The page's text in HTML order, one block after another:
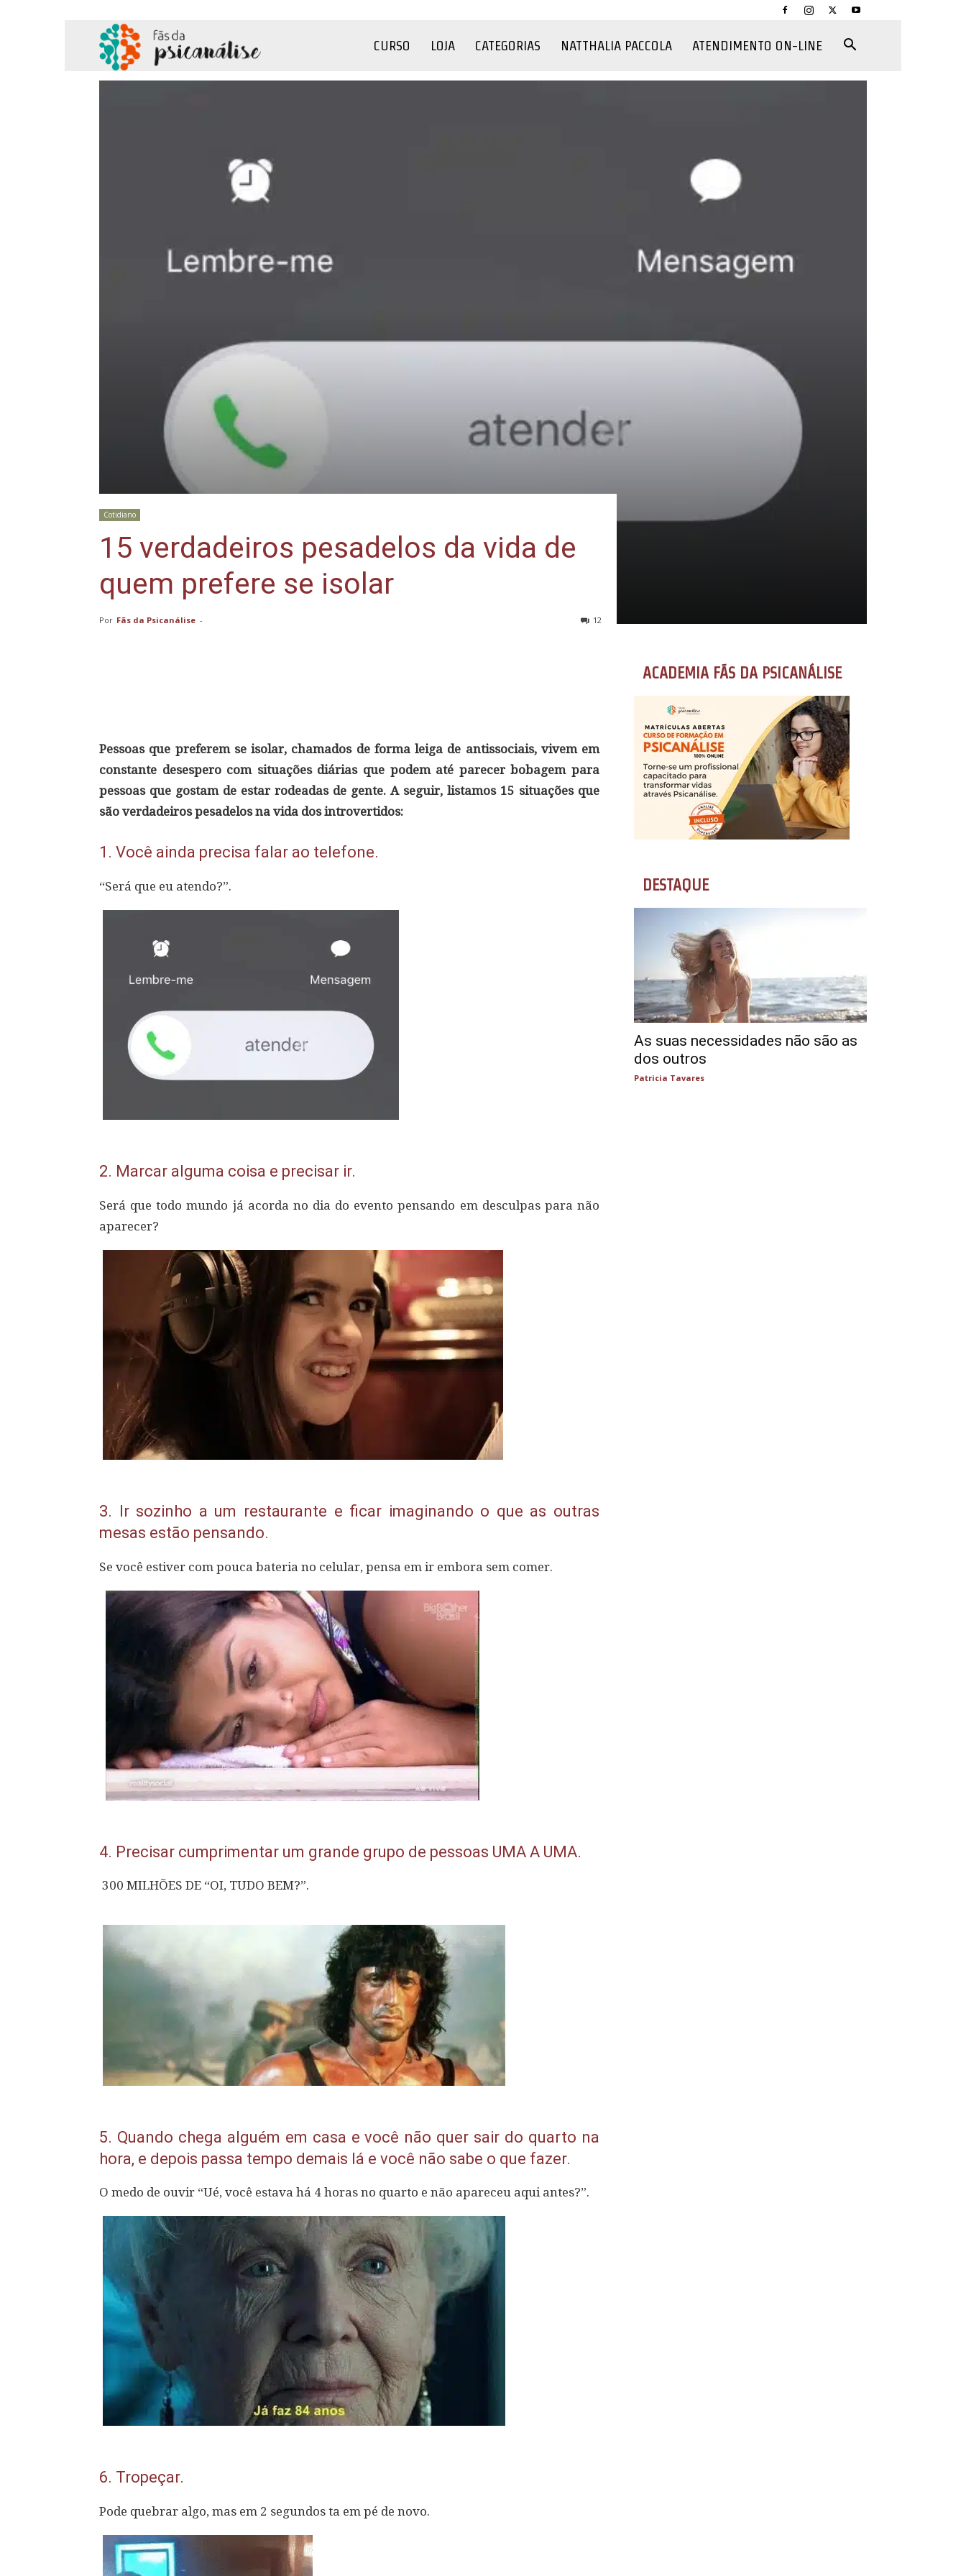
CURSO LOJA CATEGORIAS NATTHALIA PACCOLA ATENDIMENTO ON-LINE
Cotidiano
15 verdadeiros pesadelos da vida de
quem prefere se isolar
Por Fãs da Psicanálise - 12
Pessoas que preferem se isolar, chamados de forma leiga de antissociais, vivem em
constante desespero com situações diárias que podem até parecer bobagem para
pessoas que gostam de estar rodeadas de gente. A seguir, listamos 15 situações que
são verdadeiros pesadelos na vida dos introvertidos:
1. Você ainda precisa falar ao telefone.
“Será que eu atendo?”.
2. Marcar alguma coisa e precisar ir.
Será que todo mundo já acorda no dia do evento pensando em desculpas para não
aparecer?
3. Ir sozinho a um restaurante e ficar imaginando o que as outras
mesas estão pensando.
Se você estiver com pouca bateria no celular, pensa em ir embora sem comer.
4. Precisar cumprimentar um grande grupo de pessoas UMA A UMA.
300 MILHÕES DE “OI, TUDO BEM?”.
5. Quando chega alguém em casa e você não quer sair do quarto na
hora, e depois passa tempo demais lá e você não sabe o que fazer.
O medo de ouvir “Ué, você estava há 4 horas no quarto e não apareceu aqui antes?”.
6. Tropeçar.
Pode quebrar algo, mas em 2 segundos ta em pé de novo.
ACADEMIA FÃS DA PSICANÁLISE
DESTAQUE
As suas necessidades não são as
dos outros
Patricia Tavares